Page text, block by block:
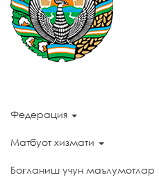
Федерация
Матбуот хизмати
Боғланиш учун маълумотлар